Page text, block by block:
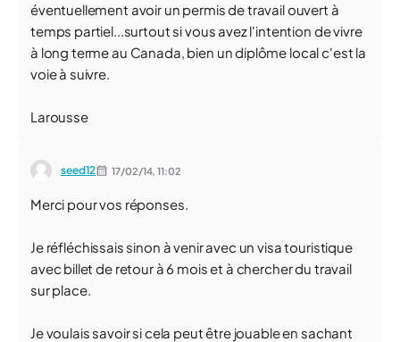
éventuellement avoir un permis de travail ouvert à
temps partiel...surtout si vous avez l'intention de vivre
à long terme au Canada, bien un diplôme local c'est la
voie à suivre.
Larousse
seed12 17/02/14,11:02
Merci pour vos réponses.
Je réfléchissais sinon à venir avec un visa touristique
avec billet de retour à 6 mois et à chercher du travail
sur place.
Je voulais savoir si cela peut être jouable en sachant